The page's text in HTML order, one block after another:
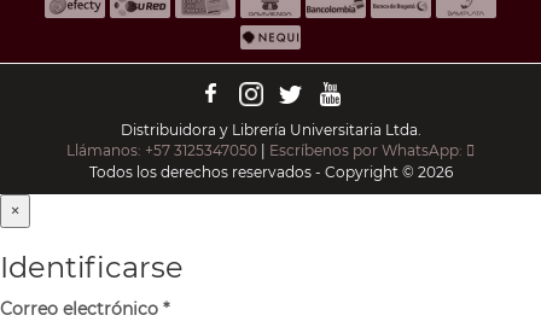
Distribuidora y Librería Universitaria Ltda.
Llámanos: +57 3125347050 | Escríbenos por WhatsApp:
Todos los derechos reservados - Copyright © 2026
×
Identificarse
Correo electrónico *